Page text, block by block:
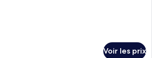
Voir les prix